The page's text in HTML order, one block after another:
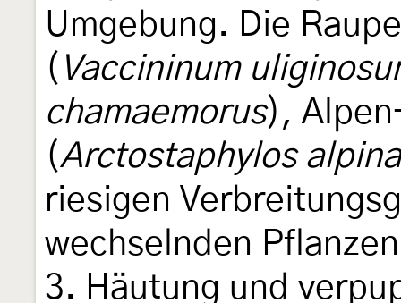
Umgebung. Die
( Vaccininum
chamaemorus),
(Arctostaphylos alpina
riesigen
wechselnden
3. Häutung und